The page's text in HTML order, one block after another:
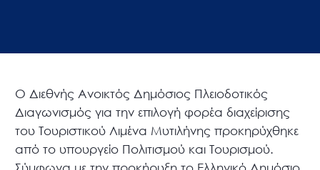
Ο Διεθνής Ανοικτός Δημόσιος Πλειοδοτικός
Διαγωνισμός για την επιλογή φορέα διαχείρισης
του Τουριστικού Λιμένα Μυτιλήνης προκηρύχθηκε
από το υπουργείο Πολιτισμού και Τουρισμού.